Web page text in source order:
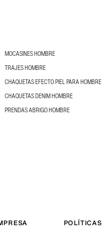
MOCASINES HOMBRE
TRAJES HOMBRE
CHAQUETAS EFECTO PIEL PARA HOMBRE
CHAQUETAS DENIM HOMBRE
PRENDAS ABRIGO HOMBRE
POLÍTICAS